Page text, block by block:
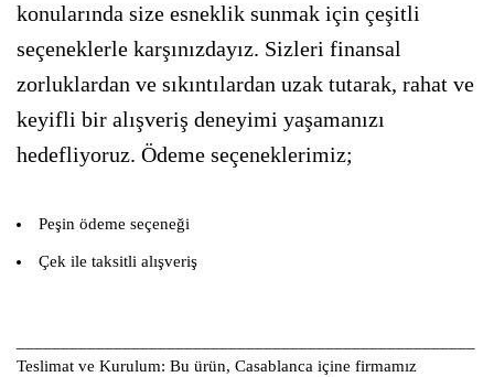
konularında size esneklik sunmak için çeşitli
seçeneklerle karşınızdayız. Sizleri finansal
zorluklardan ve sıkıntılardan uzak tutarak, rahat ve
keyifli bir alışveriş deneyimi yaşamanızı
hedefliyoruz. Ödeme seçeneklerimiz;
Peşin ödeme seçeneği
Çek ile taksitli alışveriş
Teslimat ve Kurulum: Bu ürün, Casablanca içine firmamız